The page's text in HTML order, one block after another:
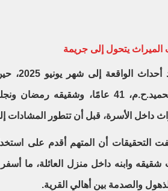
الميراث يتحول إلى جريمة
وتعود
عبدالحميد.ح.م، 41 عامًا،
داخل الأسرة، قبل أن تتطور المشادات
التحقيقات أن المتهم أقدم على
وابنه داخل منزل العائلة، ما
والصدمة بين أهالي القرية.